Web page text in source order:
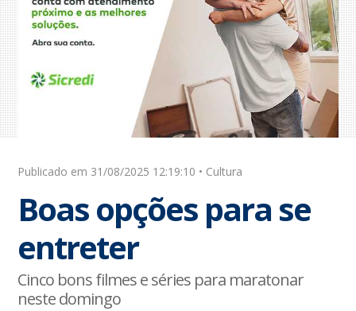
Publicado em 31/08/2025 12:19:10 • Cultura
Boas opções para se
entreter
Cinco bons filmes e séries para maratonar
neste domingo